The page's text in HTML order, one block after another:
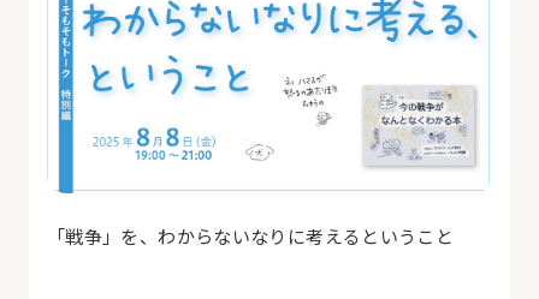
「戦争」を、わからないなりに考えるということ